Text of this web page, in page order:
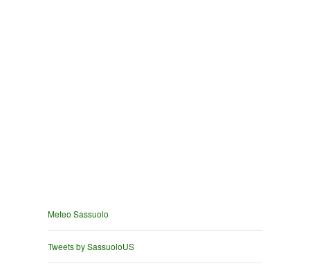
Meteo Sassuolo
Tweets by SassuoloUS